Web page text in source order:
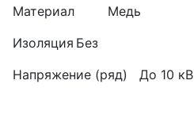
Материал
Медь
Изоляция Без
Напряжение (ряд)
До 10 кВ